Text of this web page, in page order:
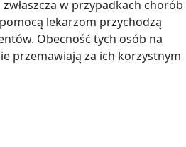
w przypadkach chorób
lekarzom przychodzą
Obecność tych osób na
przemawiają za ich korzystnym